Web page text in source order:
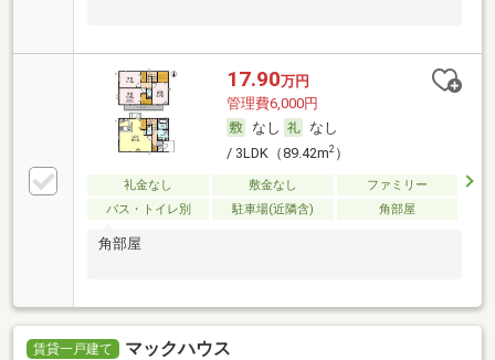
17.90万円
管理費6,000円
なし
なし
/ 3LDK（89.42m2）
礼金なし 敷金なし
ファミリー
バス・トイレ別
駐車場(近隣含) 角部屋
角部屋
賃貸一戸建て マックハウス